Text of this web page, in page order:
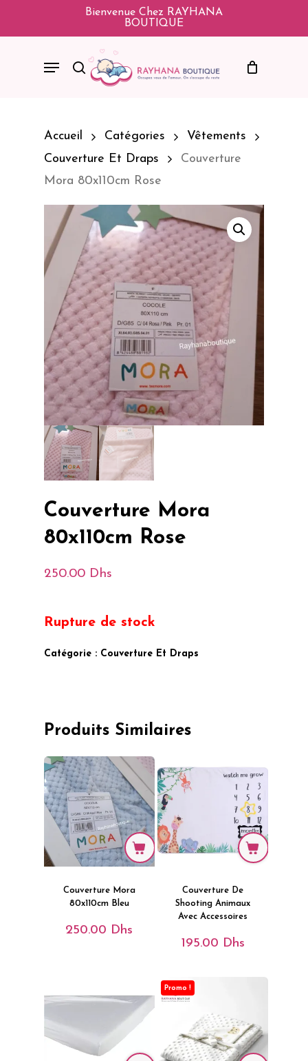
Bienvenue Chez RAYHANA
BOUTIQUE
Search
Menu
Accueil Catégories
Vêtements
Couverture Et Draps
Couverture
Mora 80x110cm Rose
Couverture Mora
80x110cm Rose
250.00 Dhs
Rupture de stock
Catégorie : Couverture Et Draps
Produits Similaires
Couverture Mora
80x110cm Bleu
250.00 Dhs
Couverture De
Shooting Animaux
Avec Accessoires
195.00 Dhs
Promo !